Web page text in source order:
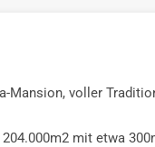
Mansion, voller
mit etwa